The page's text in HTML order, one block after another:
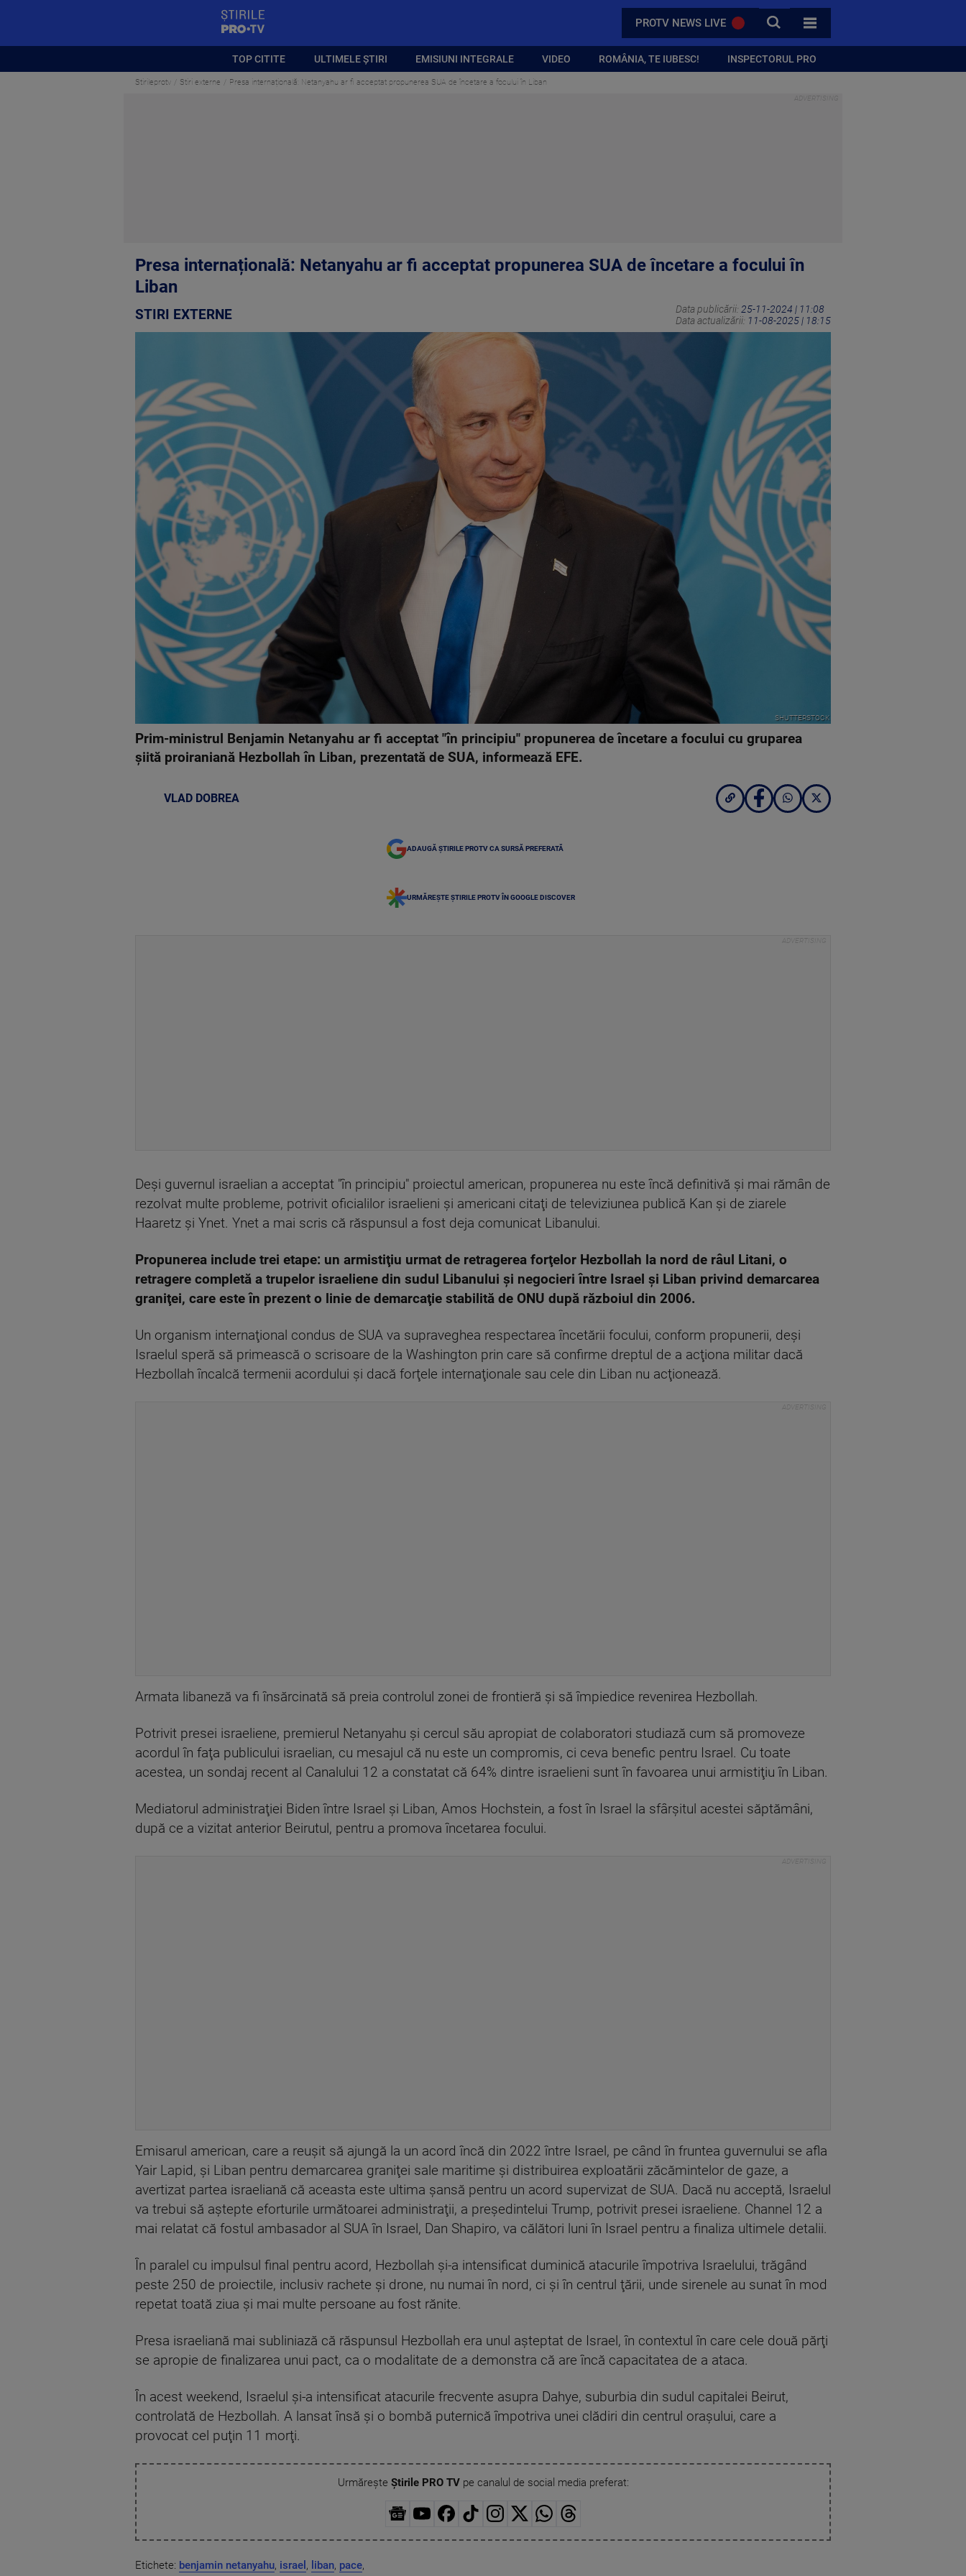
PROTV NEWS LIVE CAUTA
TOATE CATEGORIILE
TOP CITITE ULTIMELE ȘTIRI EMISIUNI INTEGRALE VIDEO ROMÂNIA, TE IUBESC! INSPECTORUL PRO
Stirileprotv Stiri externe Presa internațională: Netanyahu ar fi acceptat propunerea SUA de încetare a focului în Liban
Presa internațională: Netanyahu ar fi acceptat propunerea SUA de încetare a focului în
Liban
STIRI EXTERNE Data publicării: 25-11-2024 | 11:08
Data actualizării: 11-08-2025 | 18:15
SHUTTERSTOCK
Prim-ministrul Benjamin Netanyahu ar fi acceptat "în principiu" propunerea de încetare a focului cu gruparea
şiită proiraniană Hezbollah în Liban, prezentată de SUA, informează EFE.
VLAD DOBREA
ADAUGĂ ȘTIRILE PROTV CA SURSĂ PREFERATĂ
URMĂREȘTE ȘTIRILE PROTV ÎN GOOGLE DISCOVER
Deşi guvernul israelian a acceptat "în principiu" proiectul american, propunerea nu este încă definitivă şi mai rămân de
rezolvat multe probleme, potrivit oficialilor israelieni şi americani citaţi de televiziunea publică Kan şi de ziarele
Haaretz şi Ynet. Ynet a mai scris că răspunsul a fost deja comunicat Libanului.
Propunerea include trei etape: un armistiţiu urmat de retragerea forţelor Hezbollah la nord de râul Litani, o
retragere completă a trupelor israeliene din sudul Libanului şi negocieri între Israel şi Liban privind demarcarea
graniţei, care este în prezent o linie de demarcaţie stabilită de ONU după războiul din 2006.
Un organism internaţional condus de SUA va supraveghea respectarea încetării focului, conform propunerii, deşi
Israelul speră să primească o scrisoare de la Washington prin care să confirme dreptul de a acţiona militar dacă
Hezbollah încalcă termenii acordului şi dacă forţele internaţionale sau cele din Liban nu acţionează.
Armata libaneză va fi însărcinată să preia controlul zonei de frontieră şi să împiedice revenirea Hezbollah.
Potrivit presei israeliene, premierul Netanyahu şi cercul său apropiat de colaboratori studiază cum să promoveze
acordul în faţa publicului israelian, cu mesajul că nu este un compromis, ci ceva benefic pentru Israel. Cu toate
acestea, un sondaj recent al Canalului 12 a constatat că 64% dintre israelieni sunt în favoarea unui armistiţiu în Liban.
Mediatorul administraţiei Biden între Israel şi Liban, Amos Hochstein, a fost în Israel la sfârşitul acestei săptămâni,
după ce a vizitat anterior Beirutul, pentru a promova încetarea focului.
Emisarul american, care a reuşit să ajungă la un acord încă din 2022 între Israel, pe când în fruntea guvernului se afla
Yair Lapid, şi Liban pentru demarcarea graniţei sale maritime şi distribuirea exploatării zăcămintelor de gaze, a
avertizat partea israeliană că aceasta este ultima şansă pentru un acord supervizat de SUA. Dacă nu acceptă, Israelul
va trebui să aştepte eforturile următoarei administraţii, a preşedintelui Trump, potrivit presei israeliene. Channel 12 a
mai relatat că fostul ambasador al SUA în Israel, Dan Shapiro, va călători luni în Israel pentru a finaliza ultimele detalii.
În paralel cu impulsul final pentru acord, Hezbollah şi-a intensificat duminică atacurile împotriva Israelului, trăgând
peste 250 de proiectile, inclusiv rachete şi drone, nu numai în nord, ci şi în centrul ţării, unde sirenele au sunat în mod
repetat toată ziua şi mai multe persoane au fost rănite.
Presa israeliană mai subliniază că răspunsul Hezbollah era unul aşteptat de Israel, în contextul în care cele două părţi
se apropie de finalizarea unui pact, ca o modalitate de a demonstra că are încă capacitatea de a ataca.
În acest weekend, Israelul şi-a intensificat atacurile frecvente asupra Dahye, suburbia din sudul capitalei Beirut,
controlată de Hezbollah. A lansat însă şi o bombă puternică împotriva unei clădiri din centrul oraşului, care a
provocat cel puţin 11 morţi.
Urmărește Știrile PRO TVpe canalul de social media preferat:
Etichete: benjamin netanyahu, israel , liban, pace,